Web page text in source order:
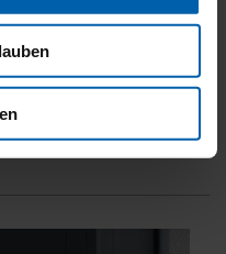
nach Wind, Photo und
W20, Pergola-